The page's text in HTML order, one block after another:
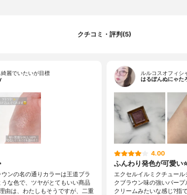
クチコミ・評判(5)
麗でいたいが目標
ンの名の通りカラーは王道ブラ
な色で、ツヤがとてもいい商品
由は、わたしもそうですが、二重
ルルコスオフィシ
はるぽんぬにゃた
4.00
ふんわり発色が可愛い
エクセルイルミクチュー
クブラウン味の強いパー
クリームみたいな感じ?指